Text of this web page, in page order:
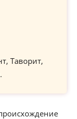
Таворит,